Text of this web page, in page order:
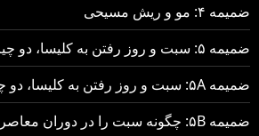
ضمیمه ۴: مو و ریش مسیحی
ضمیمه ۵: سبت و روز رفتن به کلیسا، دو چیز متفاوت
ضمیمه ۵A: سبت و روز رفتن به کلیسا، دو چیز متفاوت
ضمیمه ۵B: چگونه سبت را در دوران معاصر رعایت کنیم